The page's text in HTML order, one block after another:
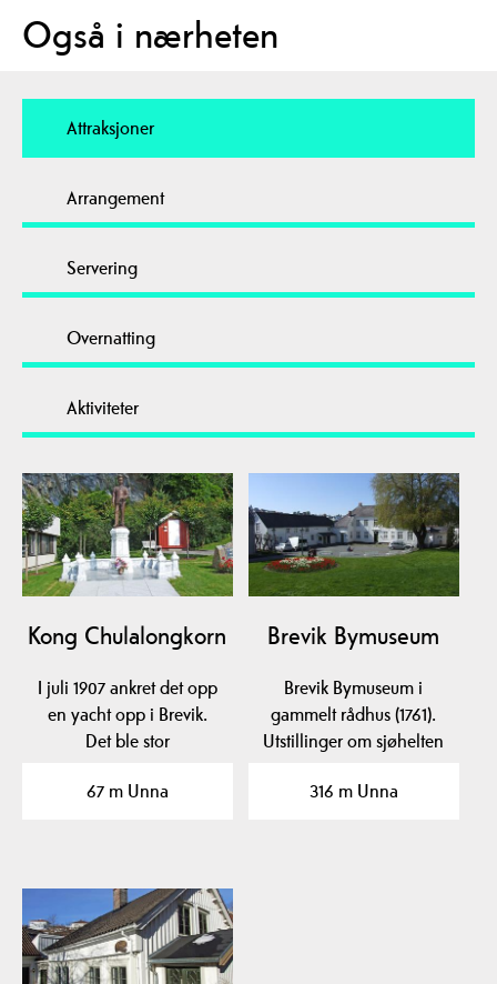
Også i nærheten
Attraksjoner
Arrangement
Servering
Overnatting
Aktiviteter
Kong Chulalongkorn
I juli 1907 ankret det opp
en yacht opp i Brevik.
Det ble stor
67 m Unna
Brevik Bymuseum
Brevik Bymuseum i
gammelt rådhus (1761).
Utstillinger om sjøhelten
316 m Unna